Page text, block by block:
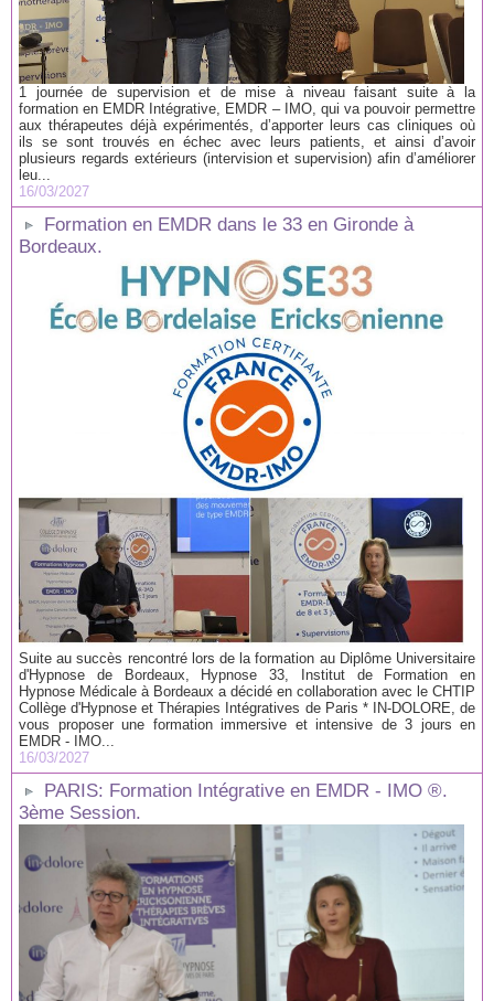
1 journée de supervision et de mise à niveau faisant suite à la
formation en EMDR Intégrative, EMDR – IMO, qui va pouvoir permettre
aux thérapeutes déjà expérimentés, d’apporter leurs cas cliniques où
ils se sont trouvés en échec avec leurs patients, et ainsi d’avoir
plusieurs regards extérieurs (intervision et supervision) afin d’améliorer
leu...
16/03/2027
Formation en EMDR dans le 33 en Gironde à
Bordeaux.
Suite au succès rencontré lors de la formation au Diplôme Universitaire
d'Hypnose de Bordeaux, Hypnose 33, Institut de Formation en
Hypnose Médicale à Bordeaux a décidé en collaboration avec le CHTIP
Collège d'Hypnose et Thérapies Intégratives de Paris * IN-DOLORE, de
vous proposer une formation immersive et intensive de 3 jours en
EMDR - IMO...
16/03/2027
PARIS: Formation Intégrative en EMDR - IMO ®.
3ème Session.